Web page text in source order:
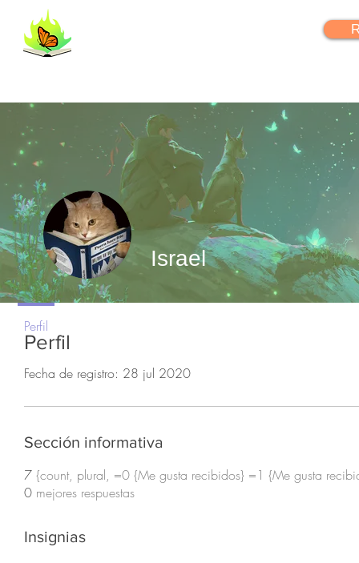
Perfil
Fecha de registro: 28 jul 2020
Sección informativa
7 {count, plural, =0 {Me gusta recibidos} =1 {Me gusta
0 mejores respuestas
Insignias
Israel
4
Perfil